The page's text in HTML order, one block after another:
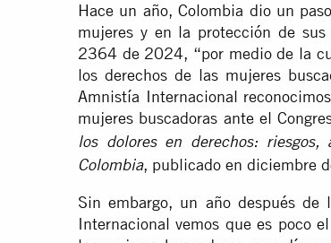
Hace un año, Colombia dio un
mujeres y en la protección de
2364 de 2024, “por medio de la
los derechos de las mujeres
Amnistía Internacional
mujeres buscadoras ante el
los dolores en derechos:
Colombia, publicado en diciembre
Sin embargo, un año después
Internacional vemos que es poco